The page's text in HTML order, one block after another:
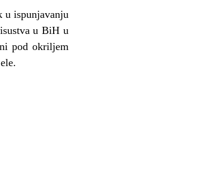
u ispunjavanju
u BiH u
pod okriljem